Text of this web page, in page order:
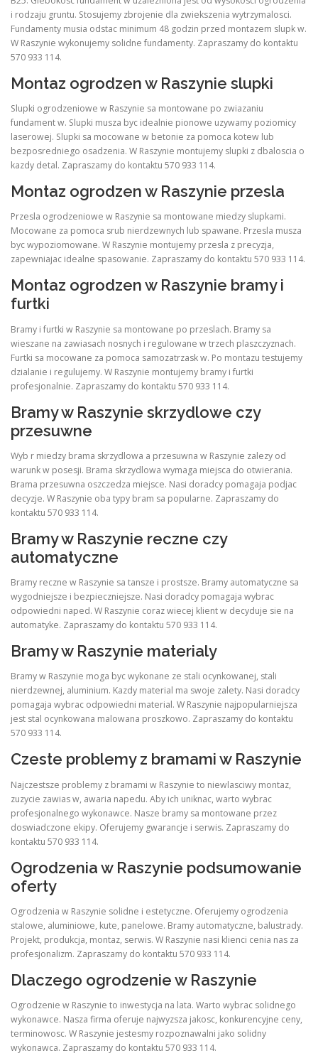
i rodzaju gruntu. Stosujemy zbrojenie dla zwiekszenia wytrzymalosci.
Fundamenty musia odstac minimum 48 godzin przed montazem slupk w.
W Raszynie wykonujemy solidne fundamenty. Zapraszamy do kontaktu
570 933 114.
Montaz ogrodzen w Raszynie slupki
Slupki ogrodzeniowe w Raszynie sa montowane po zwiazaniu
fundament w. Slupki musza byc idealnie pionowe uzywamy poziomicy
laserowej. Slupki sa mocowane w betonie za pomoca kotew lub
bezposredniego osadzenia. W Raszynie montujemy slupki z dbaloscia o
kazdy detal. Zapraszamy do kontaktu 570 933 114.
Montaz ogrodzen w Raszynie przesla
Przesla ogrodzeniowe w Raszynie sa montowane miedzy slupkami.
Mocowane za pomoca srub nierdzewnych lub spawane. Przesla musza
byc wypoziomowane. W Raszynie montujemy przesla z precyzja,
zapewniajac idealne spasowanie. Zapraszamy do kontaktu 570 933 114.
Montaz ogrodzen w Raszynie bramy i
furtki
Bramy i furtki w Raszynie sa montowane po przeslach. Bramy sa
wieszane na zawiasach nosnych i regulowane w trzech plaszczyznach.
Furtki sa mocowane za pomoca samozatrzask w. Po montazu testujemy
dzialanie i regulujemy. W Raszynie montujemy bramy i furtki
profesjonalnie. Zapraszamy do kontaktu 570 933 114.
Bramy w Raszynie skrzydlowe czy
przesuwne
Wyb r miedzy brama skrzydlowa a przesuwna w Raszynie zalezy od
warunk w posesji. Brama skrzydlowa wymaga miejsca do otwierania.
Brama przesuwna oszczedza miejsce. Nasi doradcy pomagaja podjac
decyzje. W Raszynie oba typy bram sa popularne. Zapraszamy do
kontaktu 570 933 114.
Bramy w Raszynie reczne czy
automatyczne
Bramy reczne w Raszynie sa tansze i prostsze. Bramy automatyczne sa
wygodniejsze i bezpieczniejsze. Nasi doradcy pomagaja wybrac
odpowiedni naped. W Raszynie coraz wiecej klient w decyduje sie na
automatyke. Zapraszamy do kontaktu 570 933 114.
Bramy w Raszynie materialy
Bramy w Raszynie moga byc wykonane ze stali ocynkowanej, stali
nierdzewnej, aluminium. Kazdy material ma swoje zalety. Nasi doradcy
pomagaja wybrac odpowiedni material. W Raszynie najpopularniejsza
jest stal ocynkowana malowana proszkowo. Zapraszamy do kontaktu
570 933 114.
Czeste problemy z bramami w Raszynie
Najczestsze problemy z bramami w Raszynie to niewlasciwy montaz,
zuzycie zawias w, awaria napedu. Aby ich uniknac, warto wybrac
profesjonalnego wykonawce. Nasze bramy sa montowane przez
doswiadczone ekipy. Oferujemy gwarancje i serwis. Zapraszamy do
kontaktu 570 933 114.
Ogrodzenia w Raszynie podsumowanie
oferty
Ogrodzenia w Raszynie solidne i estetyczne. Oferujemy ogrodzenia
stalowe, aluminiowe, kute, panelowe. Bramy automatyczne, balustrady.
Projekt, produkcja, montaz, serwis. W Raszynie nasi klienci cenia nas za
profesjonalizm. Zapraszamy do kontaktu 570 933 114.
Dlaczego ogrodzenie w Raszynie
Ogrodzenie w Raszynie to inwestycja na lata. Warto wybrac solidnego
wykonawce. Nasza firma oferuje najwyzsza jakosc, konkurencyjne ceny,
terminowosc. W Raszynie jestesmy rozpoznawalni jako solidny
wykonawca. Zapraszamy do kontaktu 570 933 114.